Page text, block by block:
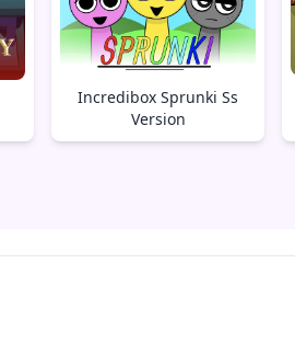
Incredibox Sprunki Ss
Version